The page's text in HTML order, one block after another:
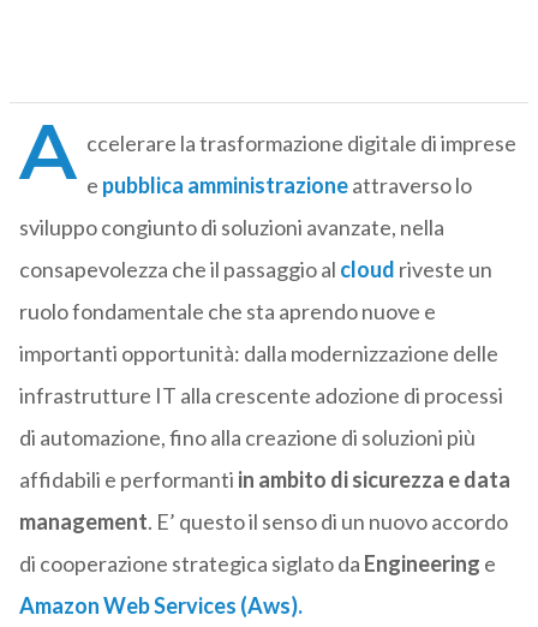
A ccelerare la trasformazione digitale di imprese
e pubblica amministrazioneattraverso lo
sviluppo congiunto di soluzioni avanzate, nella
consapevolezza che il passaggio al cloud riveste un
ruolo fondamentale che sta aprendo nuove e
importanti opportunità: dalla modernizzazione delle
infrastrutture IT alla crescente adozione di processi
di automazione, fino alla creazione di soluzioni più
affidabili e performanti in ambito di sicurezza e data
management. E’ questo il senso di un nuovo accordo
di cooperazione strategica siglato da Engineering e
Amazon Web Services (Aws).